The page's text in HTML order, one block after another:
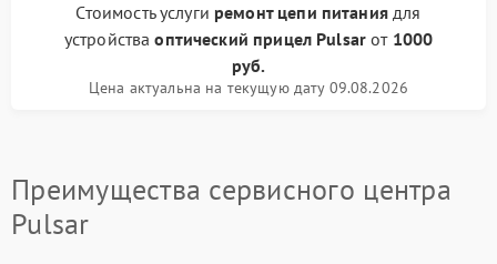
Стоимость услуги ремонт цепи питаниядля
устройстваоптический прицел Pulsar от 1000
руб.
Цена актуальна на текущую дату 09.08.2026
Преимущества сервисного центра
Pulsar